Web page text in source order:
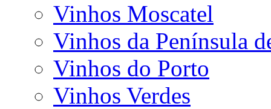
Vinhos Moscatel
Vinhos da Península
Vinhos do Porto
Vinhos Verdes